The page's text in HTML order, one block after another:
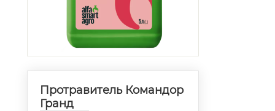
Протравитель Командор
Гранд